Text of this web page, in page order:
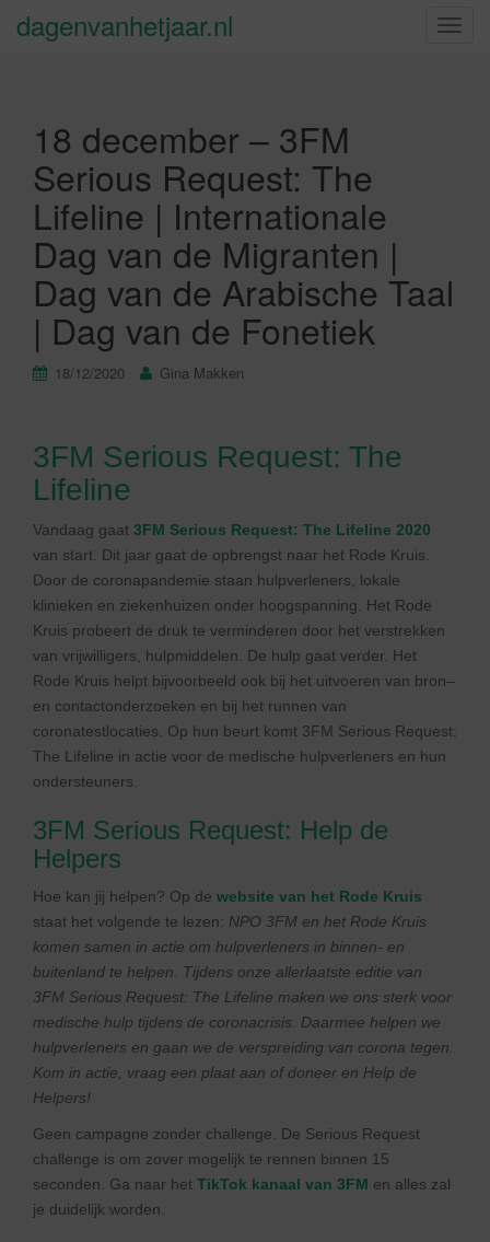
S
i
g
dagenvanhetjaar.nl
18 december – 3FM
Serious Request: The
Lifeline | Internationale
Dag van de Migranten |
Dag van de Arabische Taal
| Dag van de Fonetiek
18/12/2020 Gina Makken
3FM Serious Request: The
Lifeline
Vandaag gaat 3FM Serious Request: The Lifeline 2020
van start. Dit jaar gaat de opbrengst naar het Rode Kruis.
Door de coronapandemie staan hulpverleners, lokale
klinieken en ziekenhuizen onder hoogspanning. Het Rode
Kruis probeert de druk te verminderen door het verstrekken
van vrijwilligers, hulpmiddelen. De hulp gaat verder. Het
Rode Kruis helpt bijvoorbeeld ook bij het uitvoeren van bron–
en contactonderzoeken en bij het runnen van
coronatestlocaties. Op hun beurt komt 3FM Serious Request:
The Lifeline in actie voor de medische hulpverleners en hun
ondersteuners.
3FM Serious Request: Help de
Helpers
Hoe kan jij helpen? Op de website van het Rode Kruis
staat het volgende te lezen: NPO 3FM en het Rode Kruis
komen samen in actie om hulpverleners in binnen- en
buitenland te helpen. Tijdens onze allerlaatste editie van
3FM Serious Request: The Lifeline maken we ons sterk voor
medische hulp tijdens de coronacrisis. Daarmee helpen we
hulpverleners en gaan we de verspreiding van corona tegen.
Kom in actie, vraag een plaat aan of doneer en Help de
Helpers!
Geen campagne zonder challenge. De Serious Request
challenge is om zover mogelijk te rennen binnen 15
seconden. Ga naar het TikTok kanaal van 3FM en alles zal
je duidelijk worden.